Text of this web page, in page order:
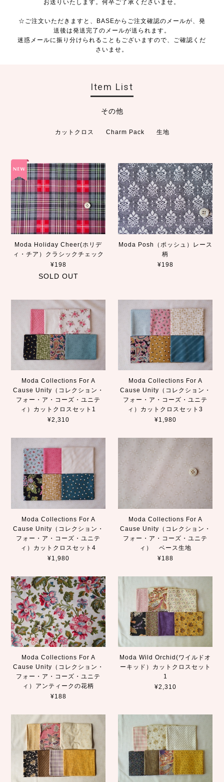
お送りいたします。何卒ご了承くださいませ。
☆ご注文いただきますと、BASEからご注文確認のメールが、発
送後は発送完了のメールが送られます。
迷惑メールに振り分けられることもございますので、ご確認くだ
さいませ。
Item List
その他
カットクロス Charm Pack 生地
Moda Holiday Cheer(ホリデ
ィ・チア）クラシックチェック
¥198
SOLD OUT
Moda Posh（ポッシュ）レース
柄
¥198
Moda Collections For A
Cause Unity（コレクション・
フォー・ア・コーズ・ユニテ
ィ）カットクロスセット1
¥2,310
Moda Collections For A
Cause Unity（コレクション・
フォー・ア・コーズ・ユニテ
ィ）カットクロスセット3
¥1,980
Moda Collections For A
Cause Unity（コレクション・
フォー・ア・コーズ・ユニテ
ィ）カットクロスセット4
¥1,980
Moda Collections For A
Cause Unity（コレクション・
フォー・ア・コーズ・ユニテ
ィ） ベース生地
¥188
Moda Collections For A
Cause Unity（コレクション・
フォー・ア・コーズ・ユニテ
ィ）アンティークの花柄
¥188
Moda Wild Orchid(ワイルドオ
ーキッド）カットクロスセット
1
¥2,310